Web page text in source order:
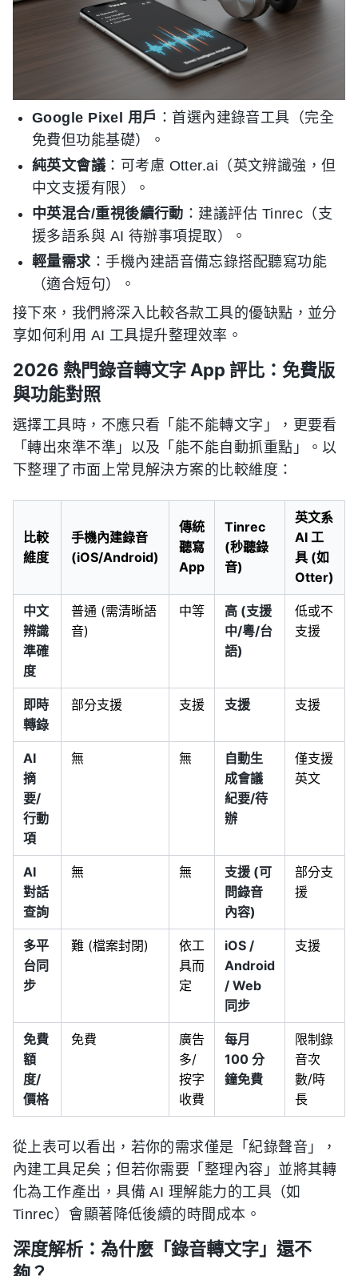
Google Pixel 用戶 ：首選內建錄音工具（完全
免費但功能基礎）。
純英文會議 ：可考慮 Otter.ai（英文辨識強，但
中文支援有限）。
中英混合/重視後續行動 ：建議評估 Tinrec（支
援多語系與 AI 待辦事項提取）。
輕量需求：手機內建語音備忘錄搭配聽寫功能
（適合短句）。
接下來，我們將深入比較各款工具的優缺點，並分
享如何利用 AI 工具提升整理效率。
2026 熱門錄音轉文字 App 評比：免費版
與功能對照
選擇工具時，不應只看「能不能轉文字」，更要看
「轉出來準不準」以及「能不能自動抓重點」。以
下整理了市面上常見解決方案的比較維度：
比較
維度
手機內建錄音
(iOS/Android)
傳統
聽寫
App
Tinrec
(秒聽錄
音)
英文系
AI 工
具 (如
Otter)
中文
辨識
準確
度
普通 (需清晰語
音)
中等
高 (支援
中/粵/台
語)
低或不
支援
即時
轉錄
部分支援 支援 支援 支援
AI
摘
要/
行動
項
無 無
自動生
成會議
紀要/待
辦
僅支援
英文
AI
對話
查詢
無 無
支援 (可
問錄音
內容)
部分支
援
多平
台同
步
難 (檔案封閉)
依工
具而
定
iOS /
Android
/ Web
同步
支援
免費
額
度/
價格
免費
廣告
多/
按字
收費
每月
100 分
鐘免費
限制錄
音次
數/時
長
從上表可以看出，若你的需求僅是「紀錄聲音」，
內建工具足矣；但若你需要「整理內容」並將其轉
化為工作產出，具備 AI 理解能力的工具（如
Tinrec）會顯著降低後續的時間成本。
深度解析：為什麼「錄音轉文字」還不